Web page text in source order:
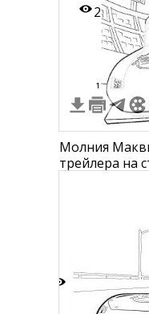
2
1
Молния
трейлера на